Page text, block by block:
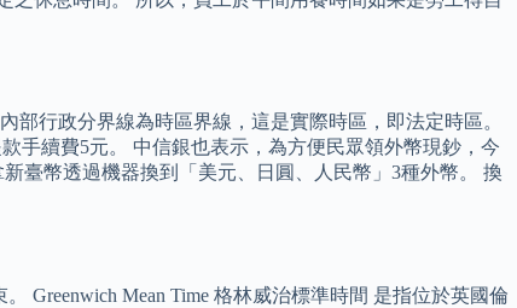
行政分界線為時區界線，這是實際時區，即法定時區。
手續費5元。 中信銀也表示，為方便民眾領外幣現鈔，今
臺幣透過機器換到「美元、日圓、人民幣」3種外幣。 換
Greenwich Mean Time 格林威治標準時間 是指位於英國倫